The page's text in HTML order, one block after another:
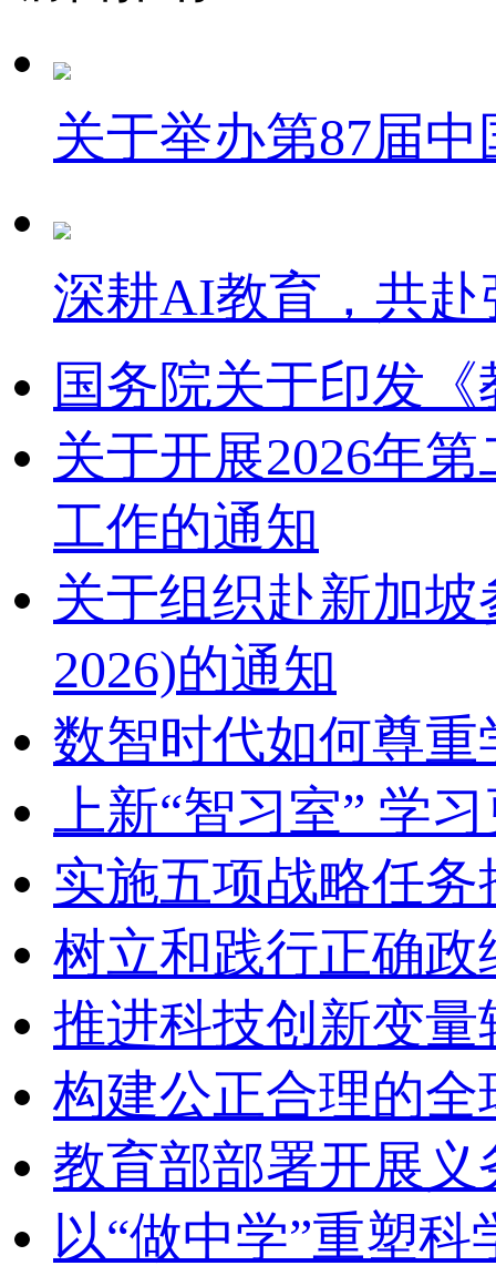
关于举办第87届
深耕AI教育，共
国务院关于印发
关于开展2026年
工作的通知
关于组织赴新加坡
2026)的通知
数智时代如何尊重
上新“智习室” 学
实施五项战略任
树立和践行正确
推进科技创新变
构建公正合理的
教育部部署开展义
以“做中学”重塑